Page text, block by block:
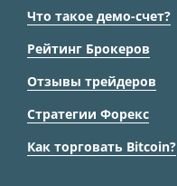
Что такое демо-счет?
Рейтинг Брокеров
Отзывы трейдеров
Стратегии Форекс
Как торговать Bitcoin?